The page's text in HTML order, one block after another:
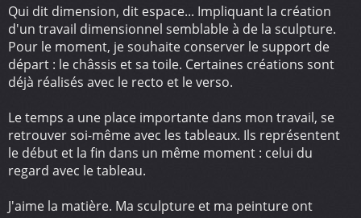
Qui dit dimension, dit espace... Impliquant la création
d'un travail dimensionnel semblable à de la sculpture.
Pour le moment, je souhaite conserver le support de
départ : le châssis et sa toile. Certaines créations sont
déjà réalisés avec le recto et le verso.
Le temps a une place importante dans mon travail, se
retrouver soi-même avec les tableaux. Ils représentent
le début et la fin dans un même moment : celui du
regard avec le tableau.
J'aime la matière. Ma sculpture et ma peinture ont